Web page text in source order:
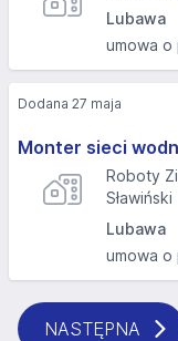
Lubawa
umowa o
Monter sieci
Roboty
Sławiński
Lubawa
umowa o
Dodana 27 maja
NASTĘPNA